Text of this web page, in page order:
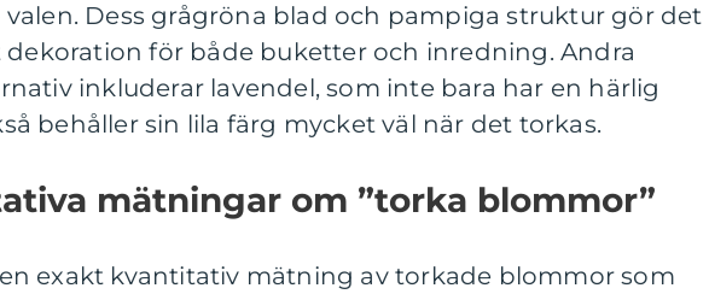
Dess grågröna blad och pampiga struktur gör det
för både buketter och inredning. Andra
inkluderar lavendel, som inte bara har en härlig
behåller sin lila färg mycket väl när det torkas.
mätningar om ”torka blommor”
exakt kvantitativ mätning av torkade blommor som